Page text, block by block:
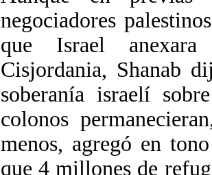
negociadores
que Israel anexara
Cisjordania, Shanab
soberanía israelí
colonos
menos, agregó en
que 4 millones de